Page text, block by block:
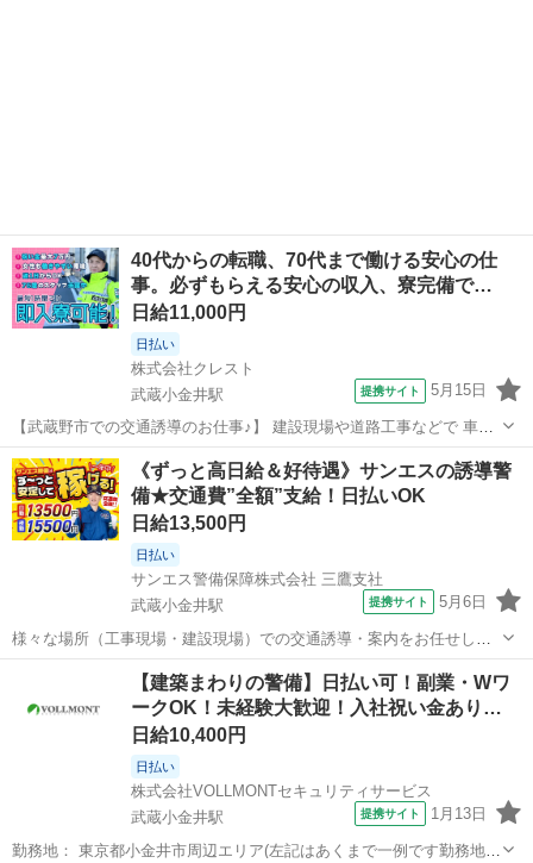
40代からの転職、70代まで働ける安心の仕
事。必ずもらえる安心の収入、寮完備で…
日給11,000円
日払い
株式会社クレスト
武蔵小金井駅
提携サイト 5月15日
【武蔵野市での交通誘導のお仕事♪】 建設現場や道路工事などで 車や
歩行者の安全をサポート！ 特別な経験は必要ありません◎ 未経験から
始めたスタッフも 多数活躍中です！ Wワーク・シニアも多数活躍中！
雰囲気の良い現場で、 ...
東京 小金井市 武蔵小金井駅 警備員
《ずっと高日給＆好待遇》サンエスの誘導警
備★交通費”全額”支給！日払いOK
日給13,500円
日払い
サンエス警備保障株式会社 三鷹支社
武蔵小金井駅
提携サイト 5月6日
様々な場所（工事現場・建設現場）での交通誘導・案内をお任せしま
す。 道路をご利用される車両や歩行者の方が安全に安心して通行する
ために適切に誘導してください。 現場への直行直帰が基本で、毎週・
毎月等の定期的な出社は不要です！...
小金井市 武蔵小金井駅 警備員
【建築まわりの警備】日払い可！副業・Wワ
ークOK！未経験大歓迎！入社祝い金あり…
日給10,400円
日払い
株式会社VOLLMONTセキュリティサービス
武蔵小金井駅
提携サイト 1月13日
勤務地： 東京都小金井市周辺エリア(左記はあくまで一例です勤務地多